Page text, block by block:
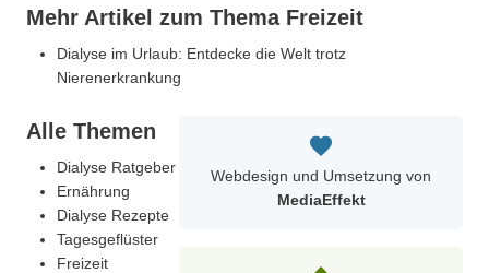
Mehr Artikel zum Thema Freizeit
Dialyse im Urlaub: Entdecke die Welt trotz
Nierenerkrankung
Alle Themen
Dialyse Ratgeber
Ernährung
Dialyse Rezepte
Tagesgeflüster
Freizeit
Webdesign und Umsetzung von
MediaEffekt